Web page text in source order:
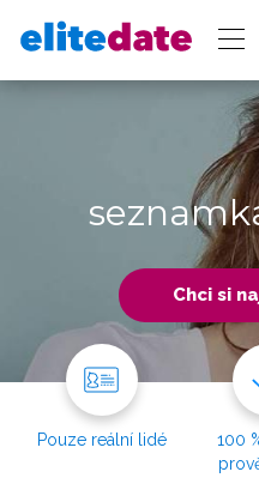
Chci si
Pouze reální lidé
100